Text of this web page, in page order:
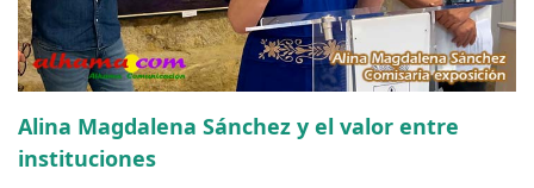
Alina Magdalena Sánchez y el valor entre
instituciones